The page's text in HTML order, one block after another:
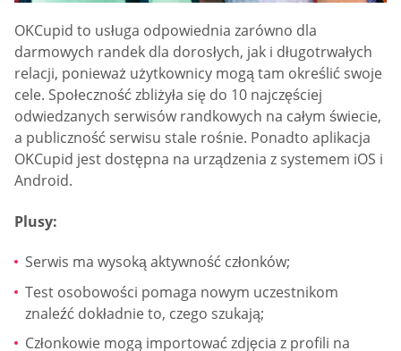
OKCupid to usługa odpowiednia zarówno dla
darmowych randek dla dorosłych, jak i długotrwałych
relacji, ponieważ użytkownicy mogą tam określić swoje
cele. Społeczność zbliżyła się do 10 najczęściej
odwiedzanych serwisów randkowych na całym świecie,
a publiczność serwisu stale rośnie. Ponadto aplikacja
OKCupid jest dostępna na urządzenia z systemem iOS i
Android.
Plusy:
Serwis ma wysoką aktywność członków;
Test osobowości pomaga nowym uczestnikom
znaleźć dokładnie to, czego szukają;
Członkowie mogą importować zdjęcia z profili na